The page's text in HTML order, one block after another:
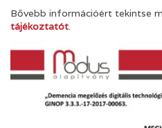
Bővebb információért tekintse
tájékoztatót.